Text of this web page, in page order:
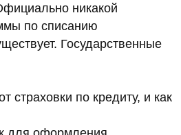
никакой
по списанию
Государственные
страховки по кредиту, и как